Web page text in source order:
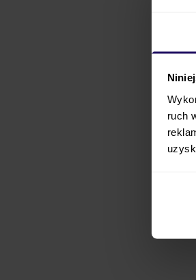
ruch